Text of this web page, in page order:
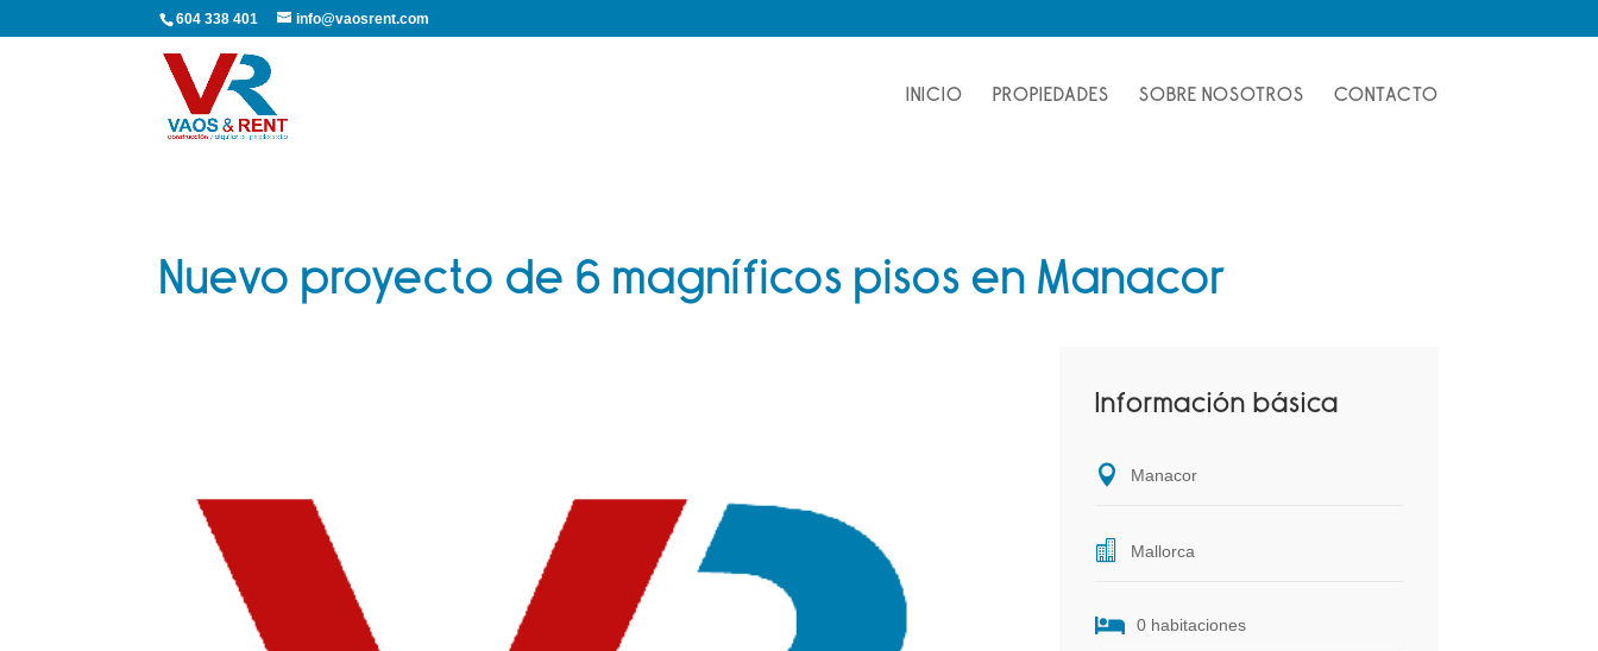
604 338 401 info@vaosrent.com
INICIO PROPIEDADES SOBRE NOSOTROS CONTACTO
Nuevo proyecto de 6 magníficos pisos en Manacor
Información básica
Manacor
Mallorca
0 habitaciones